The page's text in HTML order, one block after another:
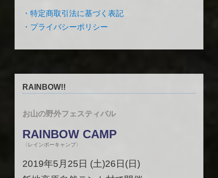
・特定商取引法に基づく表記
・プライバシーポリシー
RAINBOW!!
お山の野外フェスティバル
RAINBOW CAMP
〈レインボーキャンプ〉
2019年5月25日 (土)26日(日)